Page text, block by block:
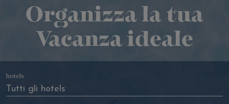
Organizza la tua
Vacanza ideale
hotels